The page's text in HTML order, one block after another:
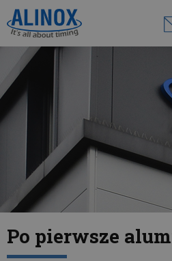
Po pierwsze